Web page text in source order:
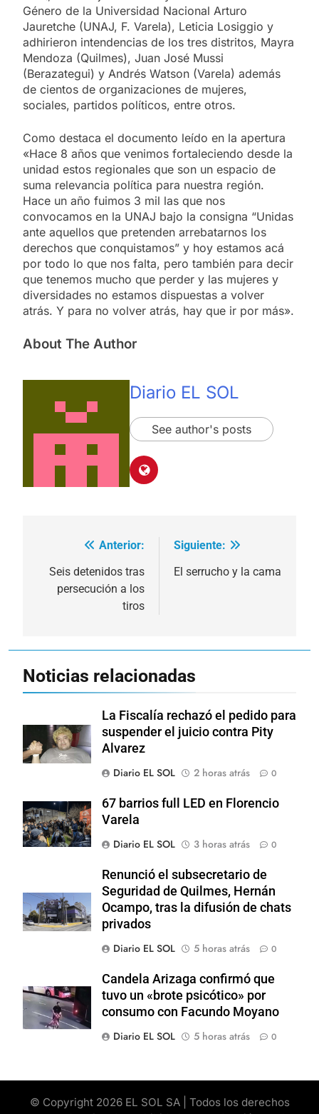
Género de la Universidad Nacional Arturo
Jauretche (UNAJ, F. Varela), Leticia Losiggio y
adhirieron intendencias de los tres distritos, Mayra
Mendoza (Quilmes), Juan José Mussi
(Berazategui) y Andrés Watson (Varela) además
de cientos de organizaciones de mujeres,
sociales, partidos políticos, entre otros.
Como destaca el documento leído en la apertura
«Hace 8 años que venimos fortaleciendo desde la
unidad estos regionales que son un espacio de
suma relevancia política para nuestra región.
Hace un año fuimos 3 mil las que nos
convocamos en la UNAJ bajo la consigna “Unidas
ante aquellos que pretenden arrebatarnos los
derechos que conquistamos” y hoy estamos acá
por todo lo que nos falta, pero también para decir
que tenemos mucho que perder y las mujeres y
diversidades no estamos dispuestas a volver
atrás. Y para no volver atrás, hay que ir por más».
About The Author
Diario EL SOL
See author's posts
Navegación
de
entradas
Anterior:
Seis detenidos tras
persecución a los
tiros
Siguiente:
El serrucho y la cama
Noticias relacionadas
La Fiscalía rechazó el pedido para
suspender el juicio contra Pity
Alvarez
Diario EL SOL
2 horas atrás 0
67 barrios full LED en Florencio
Varela
Diario EL SOL
3 horas atrás 0
Renunció el subsecretario de
Seguridad de Quilmes, Hernán
Ocampo, tras la difusión de chats
privados
Diario EL SOL
5 horas atrás 0
Candela Arizaga confirmó que
tuvo un «brote psicótico» por
consumo con Facundo Moyano
Diario EL SOL
5 horas atrás 0
© Copyright 2026 EL SOL SA | Todos los derechos